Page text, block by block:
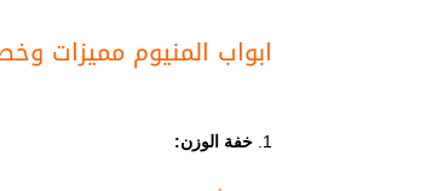
ابواب المنيوم مميزات
خفة الوزن: